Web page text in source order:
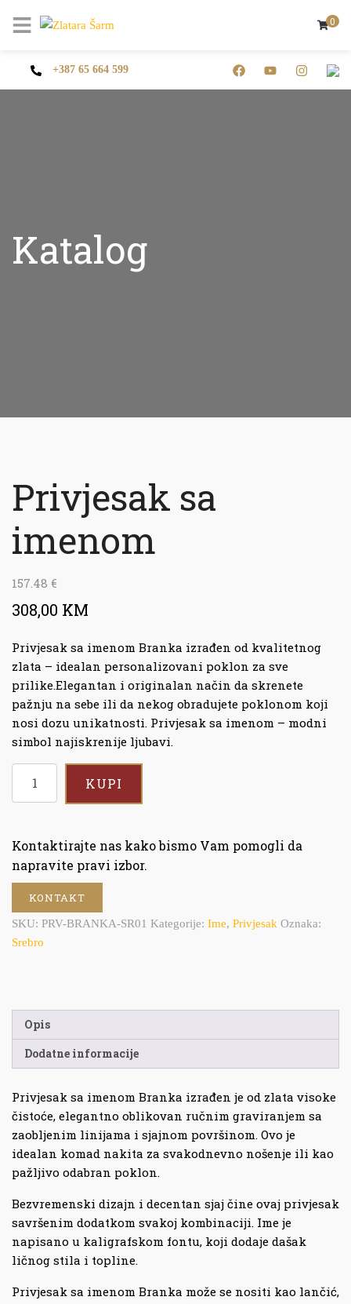
+387 65 664 599
Katalog
0
Privjesak sa
imenom
157.48 €
308,00 KM
Privjesak sa imenom Branka izrađen od kvalitetnog
zlata – idealan personalizovani poklon za sve
prilike.Elegantan i originalan način da skrenete
pažnju na sebe ili da nekog obradujete poklonom koji
nosi dozu unikatnosti. Privjesak sa imenom – modni
simbol najiskrenije ljubavi.
KUPI
Kontaktirajte nas kako bismo Vam pomogli da
napravite pravi izbor.
KONTAKT
SKU: PRV-BRANKA-SR01 Kategorije: Ime, Privjesak Oznaka:
Srebro
Opis
Dodatne informacije
Privjesak sa imenom Branka izrađen je od zlata visoke
čistoće, elegantno oblikovan ručnim graviranjem sa
zaobljenim linijama i sjajnom površinom. Ovo je
idealan komad nakita za svakodnevno nošenje ili kao
pažljivo odabran poklon.
Bezvremenski dizajn i decentan sjaj čine ovaj privjesak
savršenim dodatkom svakoj kombinaciji. Ime je
napisano u kaligrafskom fontu, koji dodaje dašak
ličnog stila i topline.
Privjesak sa imenom Branka može se nositi kao lančić,